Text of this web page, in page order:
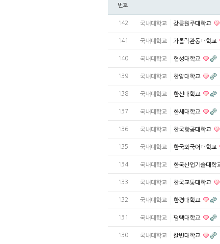
번호
142 국내대학교 강릉원주대학교
141 국내대학교 가톨릭관동대학교
140 국내대학교 협성대학교
139 국내대학교 한양대학교
138 국내대학교 한신대학교
137 국내대학교 한세대학교
136 국내대학교 한국항공대학교
135 국내대학교 한국외국어대학교
134 국내대학교 한국산업기술대학
133 국내대학교 한국교통대학교
132 국내대학교 한경대학교
131 국내대학교 평택대학교
130 국내대학교 칼빈대학교